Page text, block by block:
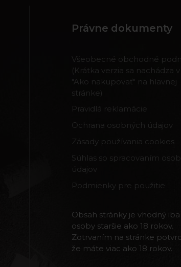
Právne dokumenty
Všeobecné obchodné
(Krátka verzia sa nachádza
"Ako nakupovať" na hlavnej
stránke)
Pravidlá reklamácie
Ochrana osobných údajov
Zásady používania cookies
Súhlas so spracovaním
údajov
Podmienky pre použitie
Obsah stránky je vhodný
osoby staršie ako 18 rokov.
Zotrvaním na stránke
že máte viac ako 18 rokov.